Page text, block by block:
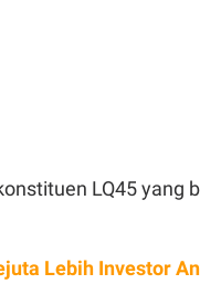
LQ45 yang
Lebih Investor